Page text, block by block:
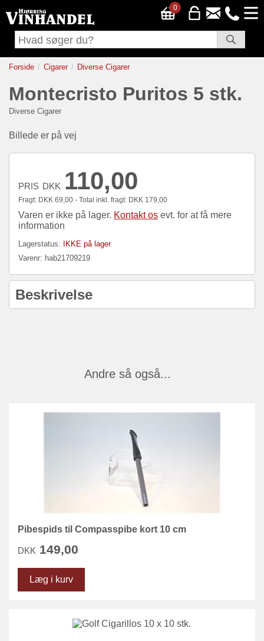
0
Forside Cigarer Diverse Cigarer
Montecristo Puritos 5 stk.
Diverse Cigarer
Billede er på vej
PRIS DKK 110,00
Fragt: DKK 69,00 - Total inkl. fragt: DKK 179,00
Varen er ikke på lager. Kontakt os evt. for at få mere
information
Lagerstatus:
IKKE på lager
Varenr: hab21709219
Beskrivelse
Andre så også...
Pibespids til Compasspibe kort 10 cm
DKK 149,00
Læg i kurv